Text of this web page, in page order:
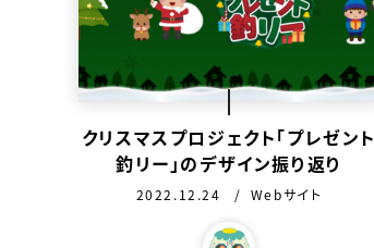
クリスマスプロジェクト「プレゼント
釣リー」のデザイン振り返り
公開日：
2022.12.24 カテゴリ：
Webサイト
この作品を作った人